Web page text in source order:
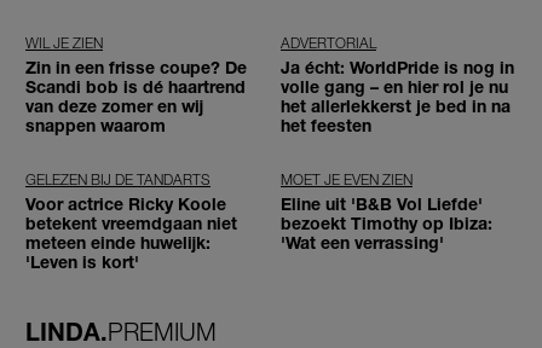
WIL JE ZIEN
Zin in een frisse coupe? De
Scandi bob is dé haartrend
van deze zomer en wij
snappen waarom
ADVERTORIAL
Ja écht: WorldPride is nog in
volle gang – en hier rol je nu
het allerlekkerst je bed in na
het feesten
GELEZEN BIJ DE TANDARTS
Voor actrice Ricky Koole
betekent vreemdgaan niet
meteen einde huwelijk:
'Leven is kort'
MOET JE EVEN ZIEN
Eline uit 'B&B Vol Liefde'
bezoekt Timothy op Ibiza:
'Wat een verrassing'
LINDA.PREMIUM